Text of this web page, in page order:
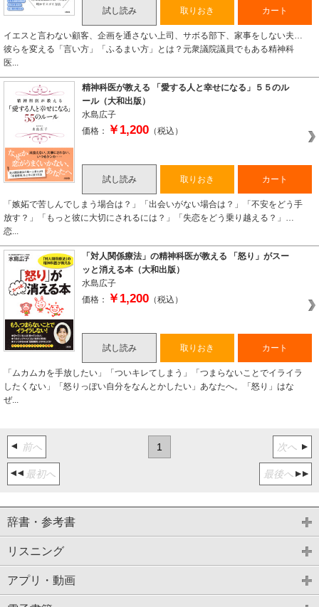
試し読み 取りおき カート
イエスと言わない顧客、企画を通さない上司、サボる部下、家事をしない夫…
彼らを変える「言い方」「ふるまい方」とは？元衆議院議員でもある精神科
医...
精神科医が教える 「愛する人と幸せになる」５５のル
ール（大和出版）
水島広子
価格：
￥1,200 （税込）
試し読み 取りおき カート
「嫉妬で苦しんでしまう場合は？」「出会いがない場合は？」「不安をどう手
放す？」「もっと彼に大切にされるには？」「失恋をどう乗り越える？」…
恋...
「対人関係療法」の精神科医が教える 「怒り」がスー
ッと消える本（大和出版）
水島広子
価格：
￥1,200 （税込）
試し読み 取りおき カート
「ムカムカを手放したい」「ついキレてしまう」「つまらないことでイライラ
したくない」「怒りっぽい自分をなんとかしたい」あなたへ。「怒り」はな
ぜ...
最初へ
前へ 1 次へ
最後へ
辞書・参考書
リスニング
アプリ・動画